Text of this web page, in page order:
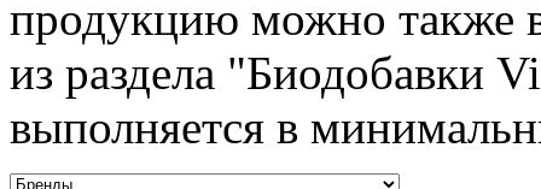
продукцию можно также
из раздела "Биодобавки
выполняется в